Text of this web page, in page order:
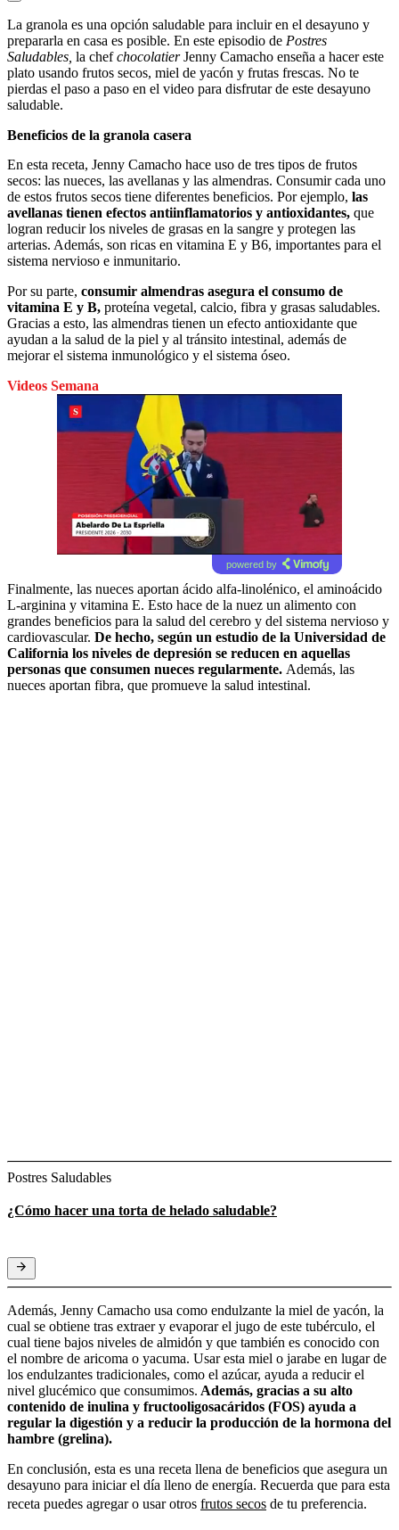
La granola es una opción saludable para incluir en el desayuno y
prepararla en casa es posible. En este episodio de Postres
Saludables, la chefchocolatierJenny Camacho enseña a hacer este
plato usando frutos secos, miel de yacón y frutas frescas. No te
pierdas el paso a paso en el video para disfrutar de este desayuno
saludable.
Beneficios de la granola casera
En esta receta, Jenny Camacho hace uso de tres tipos de frutos
secos: las nueces, las avellanas y las almendras. Consumir cada uno
de estos frutos secos tiene diferentes beneficios. Por ejemplo, las
avellanas tienen efectos antiinflamatorios y antioxidantes, que
logran reducir los niveles de grasas en la sangre y protegen las
arterias. Además, son ricas en vitamina E y B6, importantes para el
sistema nervioso e inmunitario.
Por su parte, consumir almendras asegura el consumo de
vitamina E y B, proteína vegetal, calcio, fibra y grasas saludables.
Gracias a esto, las almendras tienen un efecto antioxidante que
ayudan a la salud de la piel y al tránsito intestinal, además de
mejorar el sistema inmunológico y el sistema óseo.
Videos Semana
powered by
Finalmente, las nueces aportan ácido alfa-linolénico, el aminoácido
L-arginina y vitamina E. Esto hace de la nuez un alimento con
grandes beneficios para la salud del cerebro y del sistema nervioso y
cardiovascular. De hecho, según un estudio de la Universidad de
California los niveles de depresión se reducen en aquellas
personas que consumen nueces regularmente. Además, las
nueces aportan fibra, que promueve la salud intestinal.
Postres Saludables
¿Cómo hacer una torta de helado saludable?
Además, Jenny Camacho usa como endulzante la miel de yacón, la
cual se obtiene tras extraer y evaporar el jugo de este tubérculo, el
cual tiene bajos niveles de almidón y que también es conocido con
el nombre de aricoma o yacuma. Usar esta miel o jarabe en lugar de
los endulzantes tradicionales, como el azúcar, ayuda a reducir el
nivel glucémico que consumimos. Además, gracias a su alto
contenido de inulina y fructooligosacáridos (FOS) ayuda a
regular la digestión y a reducir la producción de la hormona del
hambre (grelina).
En conclusión, esta es una receta llena de beneficios que asegura un
desayuno para iniciar el día lleno de energía. Recuerda que para esta
receta puedes agregar o usar otros frutos secos de tu preferencia.